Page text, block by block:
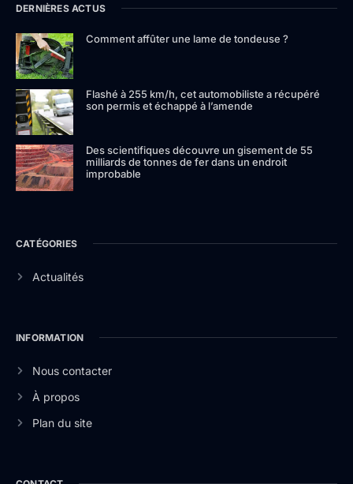
DERNIÈRES ACTUS
Comment affûter une lame de tondeuse ?
Flashé à 255 km/h, cet automobiliste a récupéré
son permis et échappé à l’amende
Des scientifiques découvre un gisement de 55
milliards de tonnes de fer dans un endroit
improbable
CATÉGORIES
Actualités
INFORMATION
Nous contacter
À propos
Plan du site